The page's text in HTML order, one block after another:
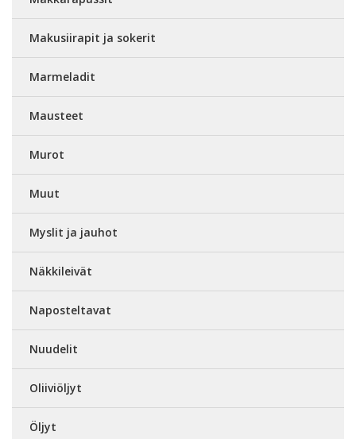
Makusiirapit ja sokerit
Marmeladit
Mausteet
Murot
Muut
Myslit ja jauhot
Näkkileivät
Naposteltavat
Nuudelit
Oliiviöljyt
Öljyt